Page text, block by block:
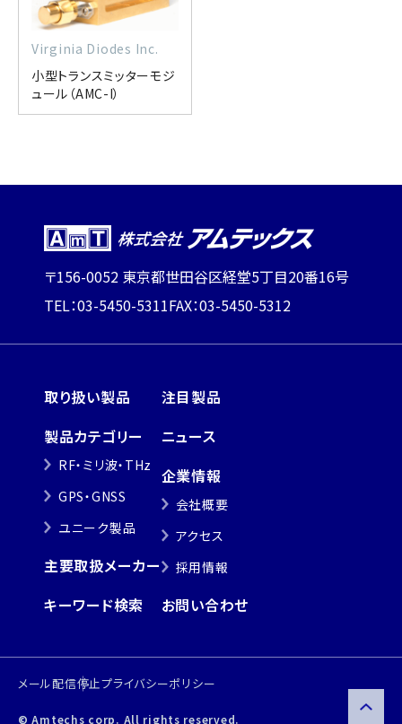
Virginia Diodes Inc.
小型トランスミッターモジ
ュール（AMC-I）
〒156-0052 東京都世田谷区経堂5丁目20番16号
TEL：03-5450-5311FAX：03-5450-5312
取り扱い製品
製品カテゴリー
RF・ミリ波・THz
GPS・GNSS
ユニーク製品
主要取扱メーカー
キーワード検索
注目製品
ニュース
企業情報
会社概要
アクセス
採用情報
お問い合わせ
© Amtechs corp. All rights reserved.
メール配信停止プライバシーポリシー